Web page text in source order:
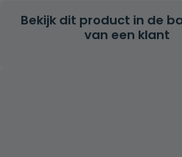
Bekijk dit product in de
van een klant